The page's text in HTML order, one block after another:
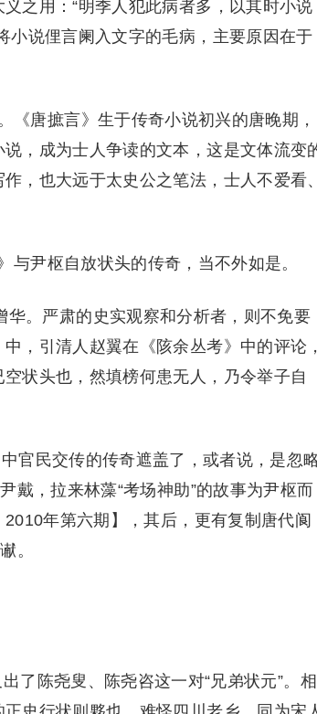
之用：“明季人犯此病者多，以其时小说
小说俚言阑入文字的毛病，主要原因在于
唐摭言》生于传奇小说初兴的唐晚期，
，成为士人争读的文本，这是文体流变
，也大远于太史公之笔法，士人不爱看、
尹枢自放状头的传奇，当不外如是。
。严肃的史实观察和分析者，则不免要
，引清人赵翼在《陔余丛考》中的评论，
状头也，然填榜何患无人，乃令举子自
官民交传的传奇遮盖了，或者说，是忽
戴，拉来林藻“考场神助”的故事为尹枢而
年第六期】，其后，更有复制唐代阆
。
了陈尧叟、陈尧咨这一对“兄弟状元”。相